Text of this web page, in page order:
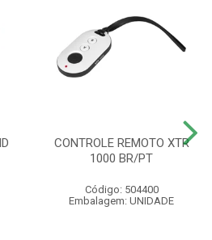
CONTROLE REMOTO XTR
1000 BR/PT
Código: 504400
Embalagem: UNIDADE